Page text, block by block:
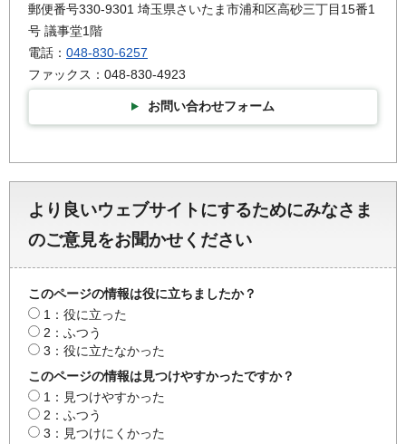
郵便番号330-9301 埼玉県さいたま市浦和区高砂三丁目15番1
号 議事堂1階
電話： 048-830-6257
ファックス：048-830-4923
お問い合わせフォーム
より良いウェブサイトにするためにみなさま
のご意見をお聞かせください
このページの情報は役に立ちましたか？
1：役に立った
2：ふつう
3：役に立たなかった
このページの情報は見つけやすかったですか？
1：見つけやすかった
2：ふつう
3：見つけにくかった